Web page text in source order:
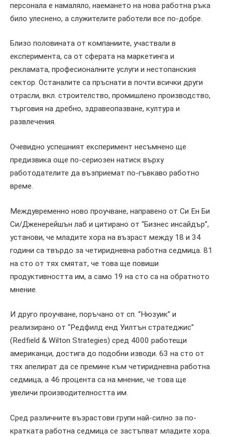
персонала е намаляло, наемането на нова работна ръка
било улеснено, а служителите работели все по-добре.
Близо половината от компаниите, участвали в
експеримента, са от сферата на маркетинга и
рекламата, професионалните услуги и нестопанския
сектор. Останалите са пръснати в почти всички други
отрасли, вкл. строителство, промишлено производство,
търговия на дребно, здравеопазване, култура и
развлечения.
Очевидно успешният експеримент несъмнено ще
предизвика още по-сериозен натиск върху
работодателите да възприемат по-гъвкаво работно
време.
Междувременно ново проучване, направено от Си Ен Би
Си/Дженерейшън лаб и цитирано от “Бизнес инсайдър”,
установи, че младите хора на възраст между 18 и 34
години са твърдо за четиридневна работна седмица. 81
на сто от тях смятат, че това ще повиши
продуктивността им, а само 19 на сто са на обратното
мнение.
И друго проучване, поръчано от сп. “Нюзуик” и
реализирано от “Редфилд енд Уилтън стратеджис”
(Redfield & Wilton Strategies) сред 4000 работещи
американци, достига до подобни изводи. 63 на сто от
тях апелират да се премине към четиридневна работна
седмица, а 46 процента са на мнение, че това ще
увеличи производителността им.
Сред различните възрастови групи най-силно за по-
кратката работна седмица се застъпват младите хора.